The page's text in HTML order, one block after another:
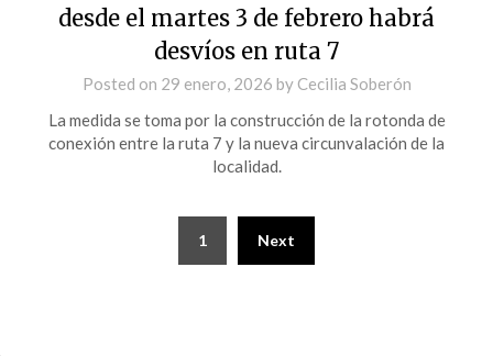
desde el martes 3 de febrero habrá
desvíos en ruta 7
Posted on 29 enero, 2026 by Cecilia Soberón
La medida se toma por la construcción de la rotonda de
conexión entre la ruta 7 y la nueva circunvalación de la
localidad.
1 Next